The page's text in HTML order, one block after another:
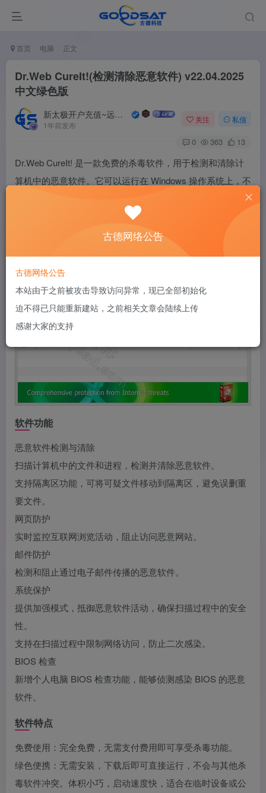
首页 电脑 正文
Dr.Web CureIt!(检测清除恶意软件) v22.04.2025
中文绿色版
新太极开户充值~远程服务
1年前发布
关注 私信
0 363 13
Dr.Web CureIt! 是一款免费的杀毒软件，用于检测和清除计
算机中的恶意软件。它可以运行在 Windows 操作系统上，不
软件功能
恶意软件检测与清除
扫描计算机中的文件和进程，检测并清除恶意软件。
支持隔离区功能，可将可疑文件移动到隔离区，避免误删重
要文件。
网页防护
实时监控互联网浏览活动，阻止访问恶意网站。
邮件防护
检测和阻止通过电子邮件传播的恶意软件。
系统保护
提供加强模式，抵御恶意软件活动，确保扫描过程中的安全
性。
支持在扫描过程中限制网络访问，防止二次感染。
BIOS 检查
新增个人电脑 BIOS 检查功能，能够侦测感染 BIOS 的恶意
软件。
软件特点
免费使用：完全免费，无需支付费用即可享受杀毒功能。
绿色便携：无需安装，下载后即可直接运行，不会与其他杀
毒软件冲突。体积小巧，启动速度快，适合在临时设备或公
古德网络公告
古德网络公告
本站由于之前被攻击导致访问异常，现已全部初始化
迫不得已只能重新建站，之前相关文章会陆续上传
感谢大家的支持